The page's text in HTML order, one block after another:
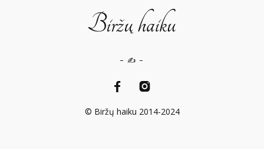
© Biržų haiku 2014-2024
– ✍️ –